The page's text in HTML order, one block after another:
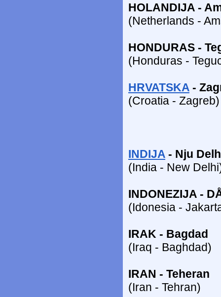
HOLANDIJA -
(Netherlands -
HONDURAS -
(Honduras -
HRVATSKA -
(Croatia - Zagreb)
INDIJA - Nju
(India - New
INDONEZIJA -
(Idonesia -
IRAK - Bagdad
(Iraq - Baghdad)
IRAN - Teheran
(Iran - Tehran)